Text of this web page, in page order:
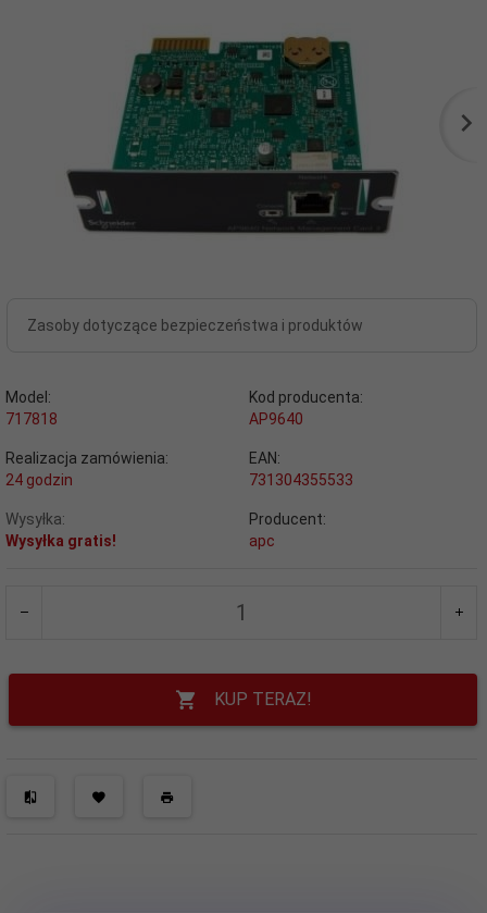
Zasoby dotyczące bezpieczeństwa i produktów
Model:
717818
Kod producenta:
AP9640
Realizacja zamówienia:
24 godzin
EAN:
731304355533
Wysyłka:
Wysyłka gratis!
Producent:
apc
KUP TERAZ!